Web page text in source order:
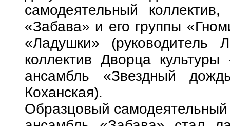
самодеятельный
«Забава» и его группы
«Ладушки» (руководитель
коллектив Дворца
ансамбль «Звездный
Коханская).
Образцовый самодеятельный